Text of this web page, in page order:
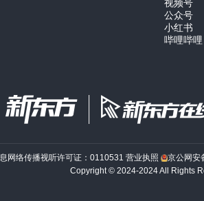
视频号
公众号
小红书
哔哩哔哩
网络传播视听许可证：0110531 营业执照 京公网安
Copyright © 2024-2024 All Rights